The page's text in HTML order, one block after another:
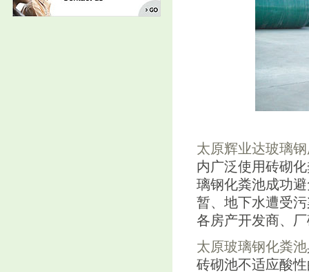
太原辉业达玻璃
内广泛使用砖砌
璃钢化粪池成功
暂、地下水遭受
各房产开发商、
太原玻璃钢化粪池
砖砌池不适应酸